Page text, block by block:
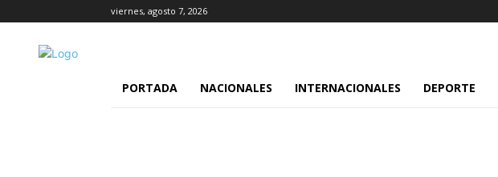
viernes, agosto 7, 2026
PORTADA NACIONALES INTERNACIONALES DEPORTE